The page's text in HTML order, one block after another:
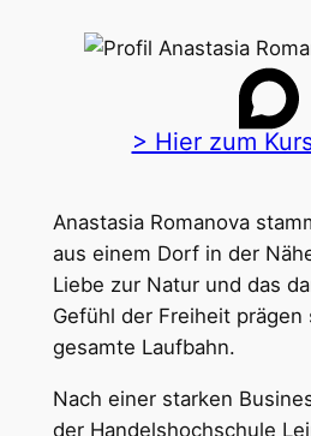
> Hier zum
Anastasia Romanova
aus einem Dorf in der
Liebe zur Natur und das
Gefühl der Freiheit prägen
gesamte Laufbahn.
Nach einer starken
der Handelshochschule